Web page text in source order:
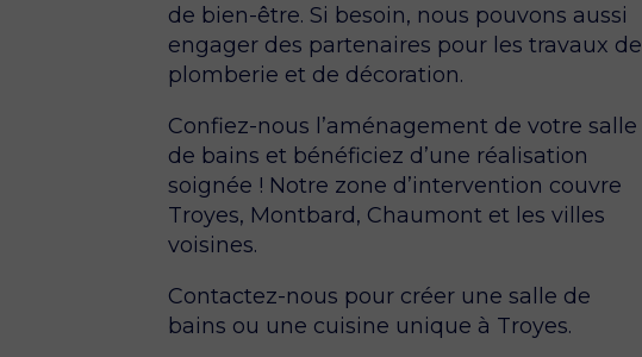
de bien-être. Si besoin, nous pouvons aussi
engager des partenaires pour les travaux de
plomberie et de décoration.
Confiez-nous l’aménagement de votre salle
de bains et bénéficiez d’une réalisation
soignée ! Notre zone d’intervention couvre
Troyes, Montbard, Chaumont et les villes
voisines.
Contactez-nous pour créer une salle de
bains ou une cuisine unique à Troyes.